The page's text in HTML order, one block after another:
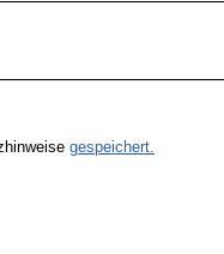
gespeichert.